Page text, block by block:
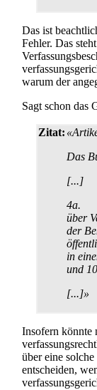
Das ist
Fehler. Das
warum der
Sagt schon das
Zitat:
Das
[...]
4a.
über
der
in
und
[...]»
Insofern könnte
über eine
entscheiden,